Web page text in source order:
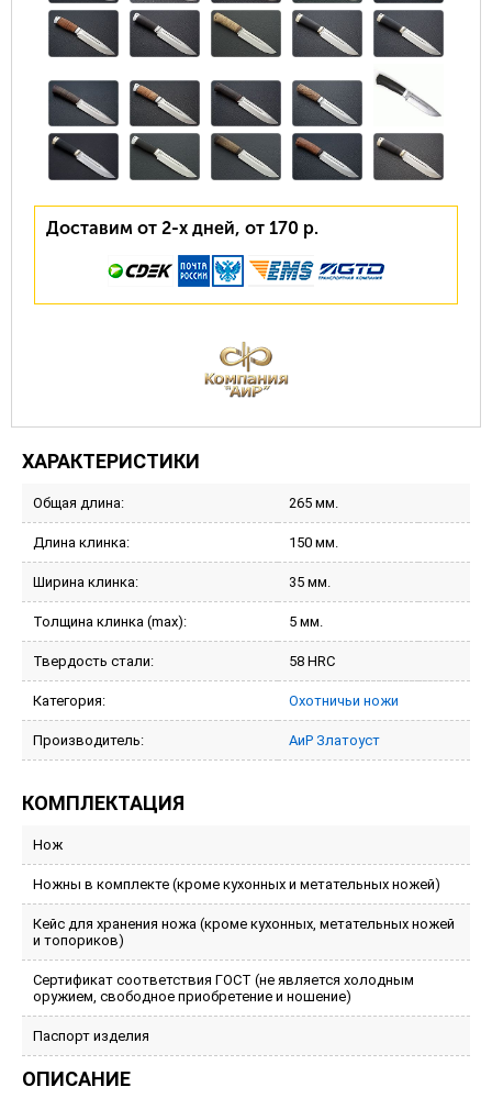
Доставим от 2-х дней, от 170 р.
ХАРАКТЕРИСТИКИ
Общая длина: 265 мм.
Длина клинка: 150 мм.
Ширина клинка: 35 мм.
Толщина клинка (max): 5 мм.
Твердость стали: 58 HRC
Категория: Охотничьи ножи
Производитель: АиР Златоуст
КОМПЛЕКТАЦИЯ
Нож
Ножны в комплекте (кроме кухонных и метательных ножей)
Кейс для хранения ножа (кроме кухонных, метательных ножей
и топориков)
Сертификат соответствия ГОСТ (не является холодным
оружием, свободное приобретение и ношение)
Паспорт изделия
ОПИСАНИЕ